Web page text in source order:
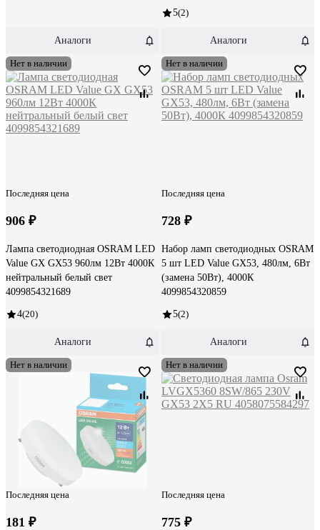
Аналоги
5(2)
Аналоги
Нет в наличии
Последняя цена
906 ₽
Лампа светодиодная OSRAM LED
Value GX GX53 960лм 12Вт 4000К
нейтральный белый свет
4099854321689
4(20)
Аналоги
Нет в наличии
Последняя цена
728 ₽
Набор ламп светодиодных OSRAM
5 шт LED Value GX53, 480лм, 6Вт
(замена 50Вт), 4000К
4099854320859
5(2)
Аналоги
Нет в наличии
Последняя цена
181 ₽
Нет в наличии
Последняя цена
775 ₽